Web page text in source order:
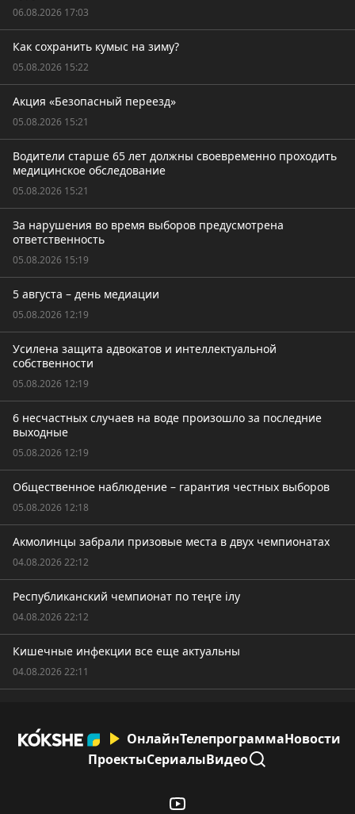
06.08.2026 17:03
Как сохранить кумыс на зиму?
05.08.2026 15:22
Акция «Безопасный переезд»
05.08.2026 15:21
Водители старше 65 лет должны своевременно проходить
медицинское обследование
05.08.2026 15:21
За нарушения во время выборов предусмотрена
ответственность
05.08.2026 15:19
5 августа – день медиации
05.08.2026 12:19
Усилена защита адвокатов и интеллектуальной
собственности
05.08.2026 12:19
6 несчастных случаев на воде произошло за последние
выходные
05.08.2026 12:19
Общественное наблюдение – гарантия честных выборов
05.08.2026 12:18
Акмолинцы забрали призовые места в двух чемпионатах
04.08.2026 22:12
Республиканский чемпионат по теңге ілу
04.08.2026 22:12
Кишечные инфекции все еще актуальны
04.08.2026 22:11
ОнлайнТелепрограммаНовости
ПроектыСериалыВидео